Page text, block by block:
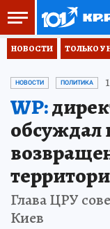
НОВОСТИ ТОЛЬКО У
НОВОСТИ ПОЛИТИКА
WP:
обсуждал
Глава ЦРУ
Киев